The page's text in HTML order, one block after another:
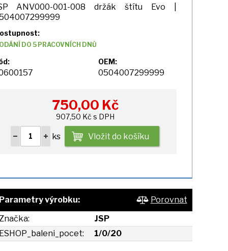
ANV000-001-008 držák štítu Evo |
DO 5 PRACOVNÍCH DNŮ
OEM:
0504007299999
750,00 Kč
907,50 Kč s DPH
ks Vložit do košíku
Parametry výrobku:
Porovnat
JSP
ESHOP_baleni_pocet:
1/0/20